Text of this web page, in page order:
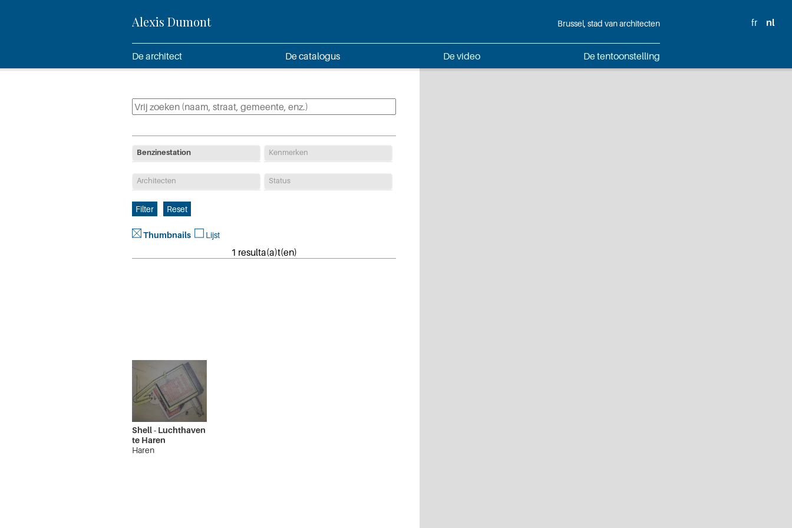
Alexis Dumont Brussel, stad van architecten
De architect De catalogus De video De tentoonstelling
fr nl
Benzinestation Kenmerken
Architecten Status
Thumbnails Lijst
1 resulta(a)t(en)
Shell - Luchthaven
te Haren
Haren